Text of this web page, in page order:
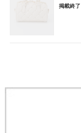
掲載終了